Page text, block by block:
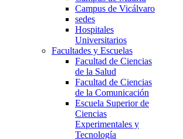
Campus de Vicálvaro
sedes
Hospitales
Universitarios
Facultades y Escuelas
Facultad de Ciencias
de la Salud
Facultad de Ciencias
de la Comunicación
Escuela Superior de
Ciencias
Experimentales y
Tecnología